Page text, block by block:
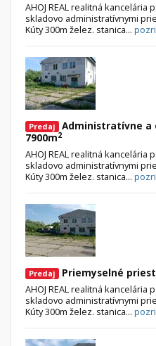
AHOJ REAL realitná kancelária
skladovo administratívnymi
Kúty 300m želez. stanica...
Predaj
Administratívne a
7900m2
AHOJ REAL realitná kancelária
skladovo administratívnymi
Kúty 300m želez. stanica...
Predaj Priemyselné
AHOJ REAL realitná kancelária
skladovo administratívnymi
Kúty 300m želez. stanica...